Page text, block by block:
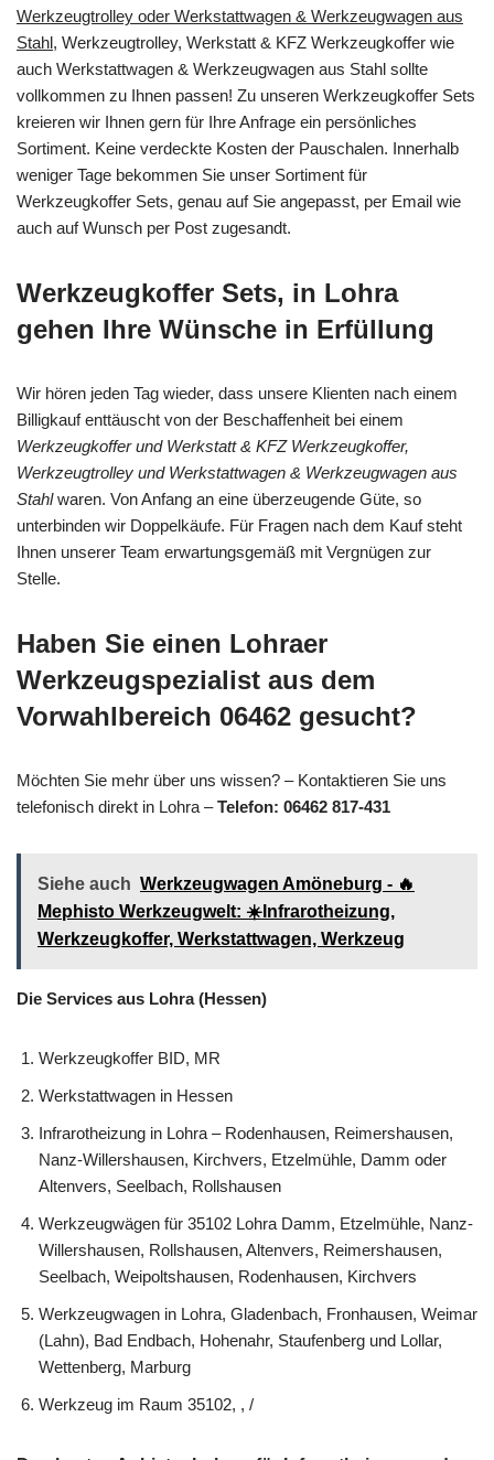
Werkzeugtrolley oder Werkstattwagen & Werkzeugwagen aus
Stahl, Werkzeugtrolley, Werkstatt & KFZ Werkzeugkoffer wie
auch Werkstattwagen & Werkzeugwagen aus Stahl sollte
vollkommen zu Ihnen passen! Zu unseren Werkzeugkoffer Sets
kreieren wir Ihnen gern für Ihre Anfrage ein persönliches
Sortiment. Keine verdeckte Kosten der Pauschalen. Innerhalb
weniger Tage bekommen Sie unser Sortiment für
Werkzeugkoffer Sets, genau auf Sie angepasst, per Email wie
auch auf Wunsch per Post zugesandt.
Werkzeugkoffer Sets, in Lohra
gehen Ihre Wünsche in Erfüllung
Wir hören jeden Tag wieder, dass unsere Klienten nach einem
Billigkauf enttäuscht von der Beschaffenheit bei einem
Werkzeugkoffer und Werkstatt & KFZ Werkzeugkoffer,
Werkzeugtrolley und Werkstattwagen & Werkzeugwagen aus
Stahlwaren. Von Anfang an eine überzeugende Güte, so
unterbinden wir Doppelkäufe. Für Fragen nach dem Kauf steht
Ihnen unserer Team erwartungsgemäß mit Vergnügen zur
Stelle.
Haben Sie einen Lohraer
Werkzeugspezialist aus dem
Vorwahlbereich 06462 gesucht?
Möchten Sie mehr über uns wissen? – Kontaktieren Sie uns
telefonisch direkt in Lohra –Telefon: 06462 817-431
Siehe auch Werkzeugwagen Amöneburg - 🔥
Mephisto Werkzeugwelt: ☀️Infrarotheizung,
Werkzeugkoffer, Werkstattwagen, Werkzeug
Die Services aus Lohra (Hessen)
Werkzeugkoffer BID, MR
Werkstattwagen in Hessen
Infrarotheizung in Lohra – Rodenhausen, Reimershausen,
Nanz-Willershausen, Kirchvers, Etzelmühle, Damm oder
Altenvers, Seelbach, Rollshausen
Werkzeugwägen für 35102 Lohra Damm, Etzelmühle, Nanz-
Willershausen, Rollshausen, Altenvers, Reimershausen,
Seelbach, Weipoltshausen, Rodenhausen, Kirchvers
Werkzeugwagen in Lohra, Gladenbach, Fronhausen, Weimar
(Lahn), Bad Endbach, Hohenahr, Staufenberg und Lollar,
Wettenberg, Marburg
Werkzeug im Raum 35102, , /